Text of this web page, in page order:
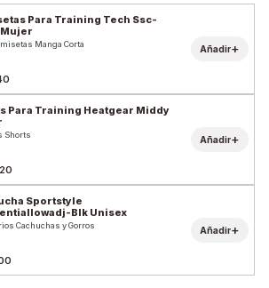
Para Training Tech Ssc-
Manga Corta Añadir+
Para Training Heatgear Middy
Shorts Añadir+
Sportstyle
Blk Unisex
Cachuchas y Gorros Añadir+